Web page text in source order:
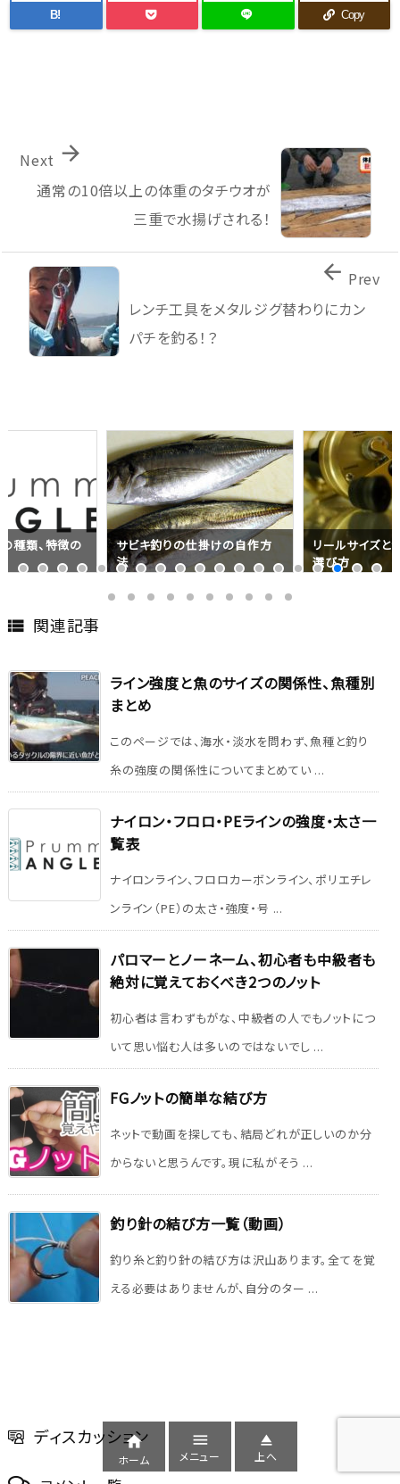
B! Copy
通常の10倍以上の体重のタチウオが
三重で水揚げされる！

Next
レンチ工具をメタルジグ替わりにカン
パチを釣る！？
 Prev
の種類、特徴の
サビキ釣りの仕掛けの自作方
法
リールサイズと
選び方
 関連記事
ライン強度と魚のサイズの関係性、魚種別
まとめ
このページでは、海水・淡水を問わず、魚種と釣り
糸の強度の関係性についてまとめてい ...
ナイロン・フロロ・PEラインの強度・太さ一
覧表
ナイロンライン、フロロカーボンライン、ポリエチレ
ンライン（PE）の太さ・強度・号 ...
パロマーとノーネーム、初心者も中級者も
絶対に覚えておくべき2つのノット
初心者は言わずもがな、中級者の人でもノットにつ
いて思い悩む人は多いのではないでし ...
FGノットの簡単な結び方
ネットで動画を探しても、結局どれが正しいのか分
からないと思うんです。現に私がそう ...
釣り針の結び方一覧（動画）
釣り糸と釣り針の結び方は沢山あります。全てを覚
える必要はありませんが、自分のター ...
ディスカッション

ホーム

メニュー

上へ